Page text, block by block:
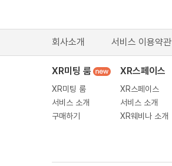
회사소개 서비스 이용약관
XR미팅 룸
XR미팅 룸
서비스 소개
구매하기
XR스페이스
XR스페이스
서비스 소개
XR웨비나 소개